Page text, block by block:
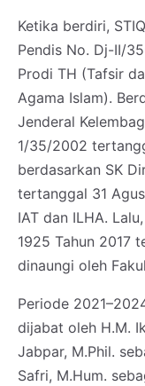
Ketika berdiri,
Pendis No. Dj-II/
Prodi TH (Tafsir
Agama Islam).
Jenderal
1/35/2002
berdasarkan SK
tertanggal 31
IAT dan ILHA.
1925 Tahun 2017
dinaungi oleh
Periode
dijabat oleh H.M.
Jabpar, M.Phil.
Safri, M.Hum.